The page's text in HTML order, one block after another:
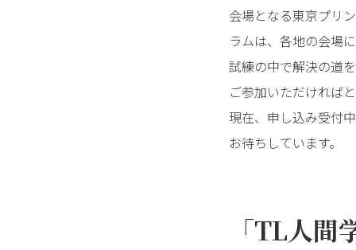
会場となる東京プリ
ラムは、各地の会場
試練の中で解決の道
ご参加いただければ
現在、申し込み受付
お待ちしています。
「TL人